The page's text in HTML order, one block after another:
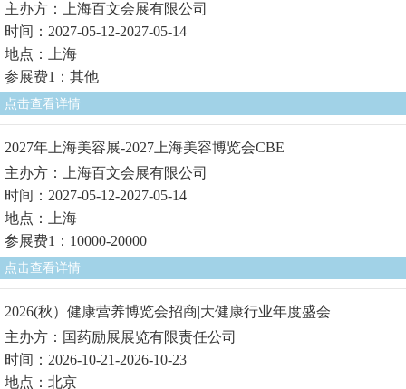
主办方：上海百文会展有限公司
时间：2027-05-12-2027-05-14
地点：上海
参展费1：其他
点击查看详情
2027年上海美容展-2027上海美容博览会CBE
主办方：上海百文会展有限公司
时间：2027-05-12-2027-05-14
地点：上海
参展费1：10000-20000
点击查看详情
2026(秋）健康营养博览会招商|大健康行业年度盛会
主办方：国药励展展览有限责任公司
时间：2026-10-21-2026-10-23
地点：北京